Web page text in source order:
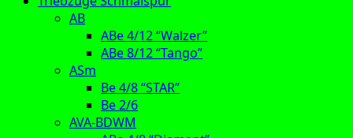
AB
ABe 4/12 “Walzer”
ABe 8/12 “Tango”
ASm
Be 4/8 “STAR”
Be 2/6
AVA-BDWM